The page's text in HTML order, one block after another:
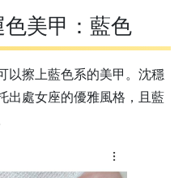
美甲：藍色
以擦上藍色系的美甲。沈穩
出處女座的優雅風格，且藍